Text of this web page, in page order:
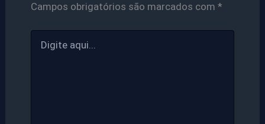
Campos obrigatórios são marcados com *
aqui...